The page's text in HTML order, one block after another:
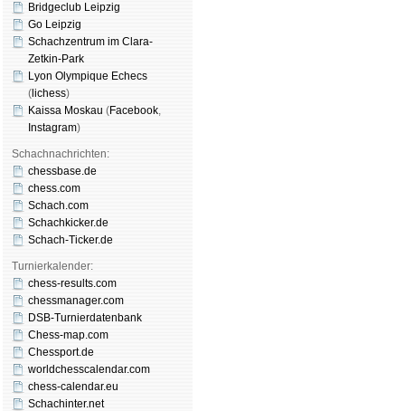
Bridgeclub Leipzig
Go Leipzig
Schachzentrum im Clara-
Zetkin-Park
Lyon Olympique Echecs
( lichess)
Kaissa Moskau (Face­book,
Insta­gram)
Schachnachrichten:
chessbase.de
chess.com
Schach.com
Schachkicker.de
Schach-Ticker.de
Turnierkalender:
chess-results.com
chessmanager.com
DSB-Turnierdatenbank
Chess-map.com
Chessport.de
worldchesscalendar.com
chess-calendar.eu
Schachinter.net